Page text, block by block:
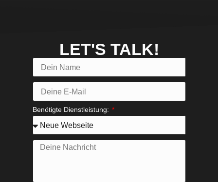
LET'S TALK!
Benötigte Dienstleistung: